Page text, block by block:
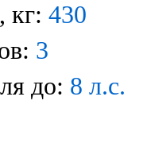
кг: 430
3
до: 8 л.с.